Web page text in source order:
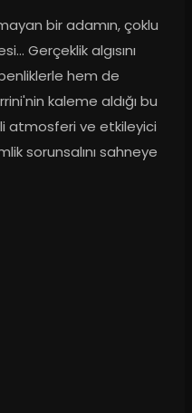
bir adamın, çoklu
Gerçeklik algısını
hem de
kaleme aldığı bu
atmosferi ve etkileyici
sorunsalını sahneye